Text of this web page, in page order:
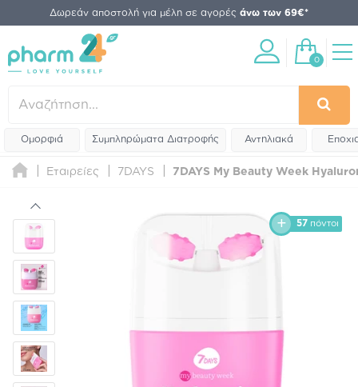
Δωρεάν αποστολή για μέλη σε αγορές άνω των 69€*
0
Ομορφιά Συμπληρώματα Διατροφής Αντηλιακά
Εταιρείες 7DAYS 7DAYS My Beauty Week
57 πόντοι